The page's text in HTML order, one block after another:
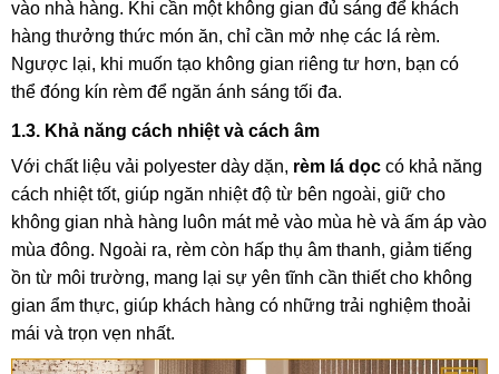
vào nhà hàng. Khi cần một không gian đủ sáng để khách
hàng thưởng thức món ăn, chỉ cần mở nhẹ các lá rèm.
Ngược lại, khi muốn tạo không gian riêng tư hơn, bạn có
thể đóng kín rèm để ngăn ánh sáng tối đa.
1.3. Khả năng cách nhiệt và cách âm
Với chất liệu vải polyester dày dặn, rèm lá dọc có khả năng
cách nhiệt tốt, giúp ngăn nhiệt độ từ bên ngoài, giữ cho
không gian nhà hàng luôn mát mẻ vào mùa hè và ấm áp vào
mùa đông. Ngoài ra, rèm còn hấp thụ âm thanh, giảm tiếng
ồn từ môi trường, mang lại sự yên tĩnh cần thiết cho không
gian ẩm thực, giúp khách hàng có những trải nghiệm thoải
mái và trọn vẹn nhất.